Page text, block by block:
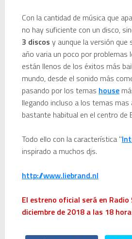
Con la cantidad de música que
no hay suficiente con un disco,
3 discos y aunque la versión que
año varia un poco por problemas
están llenos de los éxitos más
mundo, desde el sonido más
pasando por los temas house
llegando incluso a los temas mas
bastante habitual en el centro de
Todo ello con la característica "
inspirado a muchos djs.
http://www.liebrand.nl
El estreno oficial será en Radio
diciembre de 2018 a las 18